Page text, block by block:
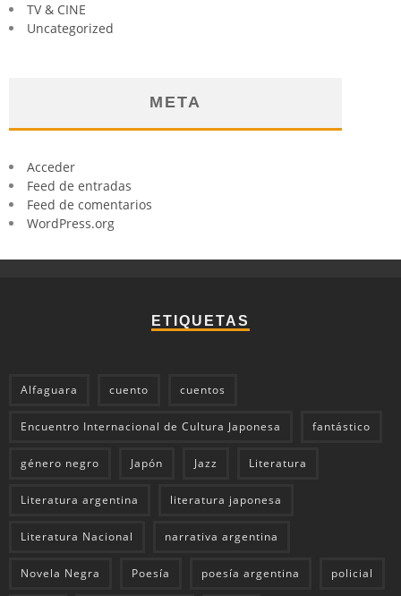
TV & CINE
Uncategorized
META
Acceder
Feed de entradas
Feed de comentarios
WordPress.org
ETIQUETAS
Alfaguara cuento cuentos
Encuentro Internacional de Cultura Japonesa fantástico
género negro Japón Jazz Literatura
Literatura argentina literatura japonesa
Literatura Nacional narrativa argentina
Novela Negra Poesía poesía argentina policial